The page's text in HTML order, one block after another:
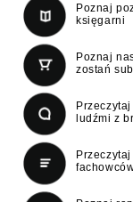
Poznaj
księgarni
Poznaj
zostań
ludźmi z